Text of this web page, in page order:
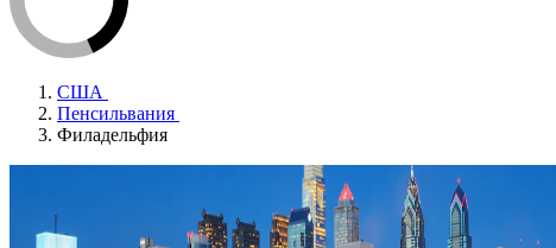
США
Пенсильвания
Филадельфия